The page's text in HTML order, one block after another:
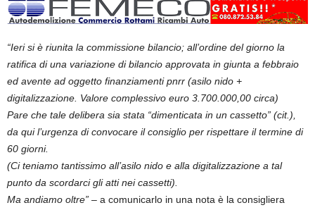
“Ieri si è riunita la commissione bilancio; all’ordine del giorno la
ratifica di una variazione di bilancio approvata in giunta a febbraio
ed avente ad oggetto finanziamenti pnrr (asilo nido +
digitalizzazione. Valore complessivo euro 3.700.000,00 circa)
Pare che tale delibera sia stata “dimenticata in un cassetto” (cit.),
da qui l’urgenza di convocare il consiglio per rispettare il termine di
60 giorni.
(Ci teniamo tantissimo all’asilo nido e alla digitalizzazione a tal
punto da scordarci gli atti nei cassetti).
Ma andiamo oltre” – a comunicarlo in una nota è la consigliera